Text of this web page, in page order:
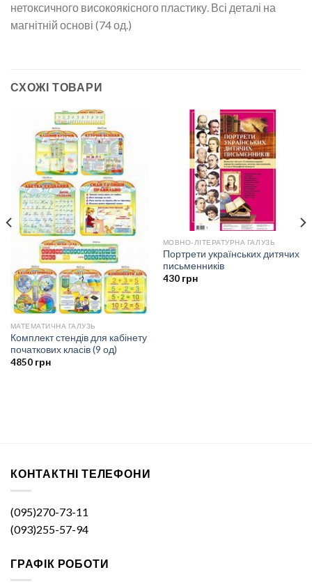
нетоксичного високоякісного пластику. Всі деталі на
магнітній основі (74 од.)
СХОЖІ ТОВАРИ
МАТЕМАТИЧНА ГАЛУЗЬ
Комплект стендів для кабінету
початкових класів (9 од)
4850 грн
МОВНО-ЛІТЕРАТУРНА ГАЛУЗЬ
Портрети українських дитячих
письменників
430 грн
КОНТАКТНІ ТЕЛЕФОНИ
(095)270-73-11
(093)255-57-94
ГРАФІК РОБОТИ